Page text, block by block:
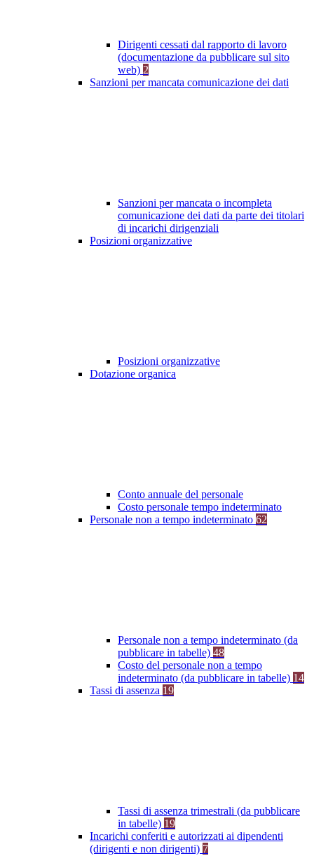
Dirigenti cessati dal rapporto di lavoro
(documentazione da pubblicare sul sito
web) 2
Sanzioni per mancata comunicazione dei dati
Sanzioni per mancata o incompleta
comunicazione dei dati da parte dei titolari
di incarichi dirigenziali
Posizioni organizzative
Posizioni organizzative
Dotazione organica
Conto annuale del personale
Costo personale tempo indeterminato
Personale non a tempo indeterminato 62
Personale non a tempo indeterminato (da
pubblicare in tabelle) 48
Costo del personale non a tempo
indeterminato (da pubblicare in tabelle) 14
Tassi di assenza 19
Tassi di assenza trimestrali (da pubblicare
in tabelle) 19
Incarichi conferiti e autorizzati ai dipendenti
(dirigenti e non dirigenti) 7